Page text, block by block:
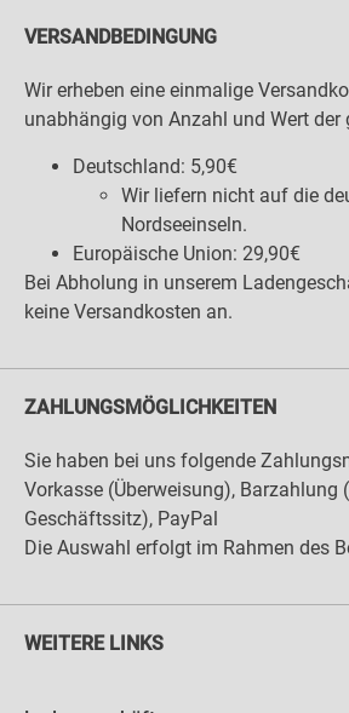
VERSANDBEDINGUNG
Wir erheben eine einmalige
unabhängig von Anzahl und Wert der
Deutschland: 5,90€
Wir liefern nicht auf die
Nordseeinseln.
Europäische Union: 29,90€
Bei Abholung in unserem
keine Versandkosten an.
ZAHLUNGSMÖGLICHKEITEN
Sie haben bei uns folgende
Vorkasse (Überweisung), Barzahlung
Geschäftssitz), PayPal
Die Auswahl erfolgt im Rahmen des
WEITERE LINKS